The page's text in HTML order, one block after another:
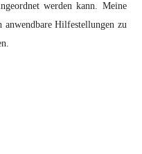
werden kann. Meine
Hilfestellungen zu